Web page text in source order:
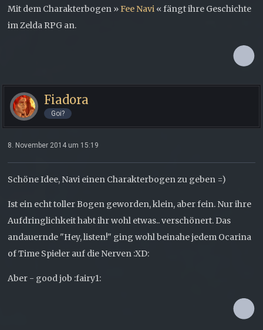
Mit dem Charakterbogen »Fee Navi « fängt ihre Geschichte
im Zelda RPG an.
Fiadora
Goi?
8. November 2014 um 15:19
Schöne Idee, Navi einen Charakterbogen zu geben =)
Ist ein echt toller Bogen geworden, klein, aber fein. Nur ihre
Aufdringlichkeit habt ihr wohl etwas.. verschönert. Das
andauernde "Hey, listen!" ging wohl beinahe jedem Ocarina
of Time Spieler auf die Nerven :XD:
Aber - good job :fairy1: